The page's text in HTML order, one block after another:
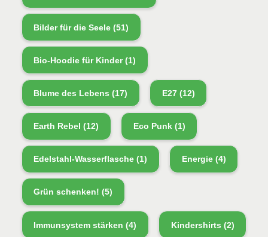
Bilder für die Seele (51)
Bio-Hoodie für Kinder(1)
Blume des Lebens (17) E27(12)
Earth Rebel (12) Eco Punk(1)
Edelstahl-Wasserflasche (1) Energie(4)
Grün schenken! (5)
Immunsystem stärken (4) Kindershirts (2)